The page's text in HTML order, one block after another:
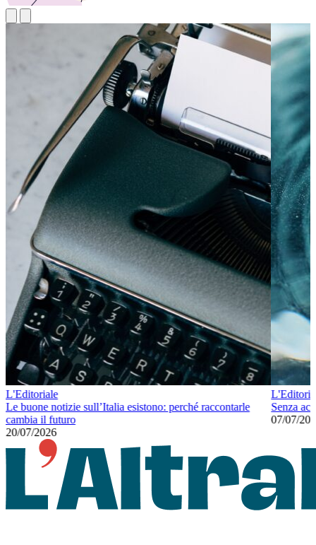
L'Editoriale
Le buone notizie sull’Italia esistono: perché raccontarle
cambia il futuro
20/07/2026
Senza
07/07/